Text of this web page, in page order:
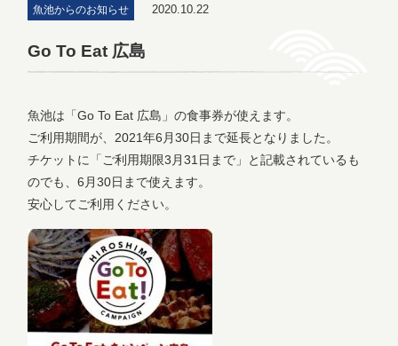
魚池からのお知らせ 2020.10.22
Go To Eat 広島
魚池は「Go To Eat 広島」の食事券が使えます。
ご利用期間が、2021年6月30日まで延長となりました。
チケットに「ご利用期限3月31日まで」と記載されているも
のでも、6月30日まで使えます。
安心してご利用ください。